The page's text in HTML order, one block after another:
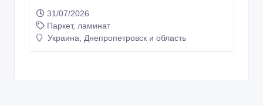
31/07/2026
Паркет, ламинат
Украина, Днепропетровск и область